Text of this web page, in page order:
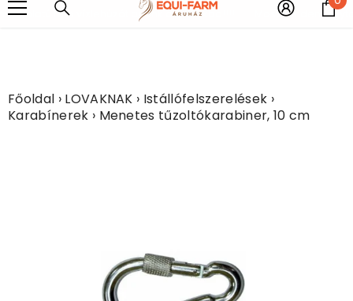
UGRÁS A TARTALOMHOZfém vízlehúzót adunk ajándékba!!!! Most minden
Főoldal › LOVAKNAK › Istállófelszerelések ›
Karabínerek › Menetes tűzoltókarabiner, 10 cm